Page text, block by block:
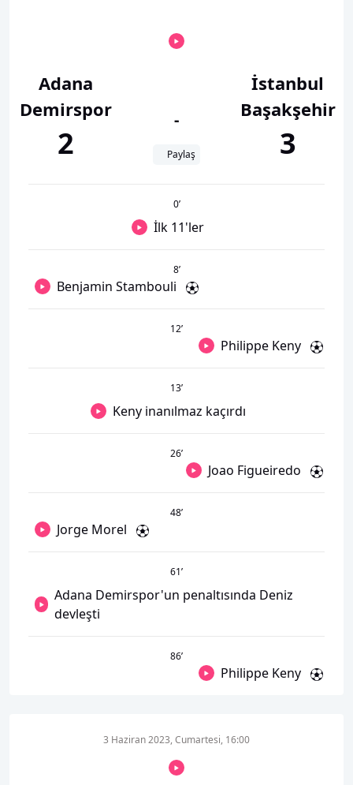
Adana
Demirspor
2
-
Paylaş
İstanbul
Başakşehir
3
0’
İlk 11'ler
8’
Benjamin Stambouli
12’
Philippe Keny
13’
Keny inanılmaz kaçırdı
26’
Joao Figueiredo
48’
Jorge Morel
61’
Adana Demirspor'un penaltısında Deniz
devleşti
86’
Philippe Keny
3 Haziran 2023, Cumartesi, 16:00